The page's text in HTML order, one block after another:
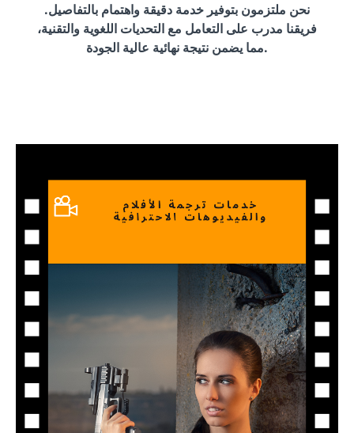
نحن ملتزمون بتوفير خدمة دقيقة واهتمام بالتفاصيل.
فريقنا مدرب على التعامل مع التحديات اللغوية والتقنية،
مما يضمن نتيجة نهائية عالية الجودة.